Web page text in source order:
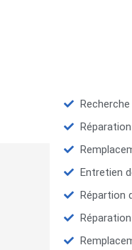
Entretien
Répartion